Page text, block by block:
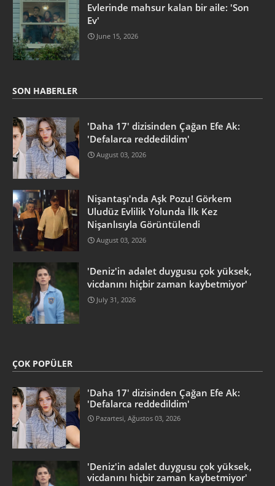
Evlerinde mahsur kalan bir aile: 'Son
Ev'
June 15, 2026
SON HABERLER
'Daha 17' dizisinden Çağan Efe Ak:
'Defalarca reddedildim'
August 03, 2026
Nişantaşı'nda Aşk Pozu! Görkem
Uludüz Evlilik Yolunda İlk Kez
Nişanlısıyla Görüntülendi
August 03, 2026
'Deniz'in adalet duygusu çok yüksek,
vicdanını hiçbir zaman kaybetmiyor'
July 31, 2026
ÇOK POPÜLER
'Daha 17' dizisinden Çağan Efe Ak:
'Defalarca reddedildim'
Pazartesi, Ağustos 03, 2026
'Deniz'in adalet duygusu çok yüksek,
vicdanını hiçbir zaman kaybetmiyor'